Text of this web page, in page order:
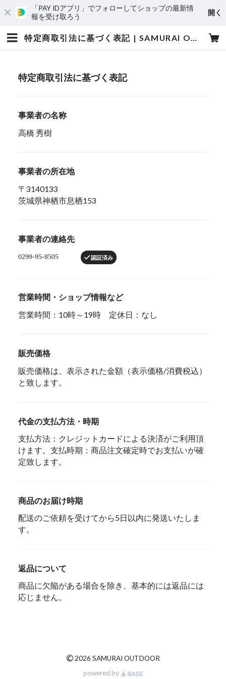
「PAY IDアプリ」でフォローしてショップの最新情
報を受け取ろう
開く
特定商取引法に基づく表記 | SAMURAI OUTDOOR
特定商取引法に基づく表記
事業者の名称
高橋 秀樹
事業者の所在地
〒3140133
茨城県神栖市息栖153
事業者の連絡先
認証済み
営業時間・ショップ情報など
営業時間：10時～19時 定休日：なし
販売価格
販売価格は、表示された金額（表示価格/消費税込）
と致します。
代金の支払方法・時期
支払方法：クレジットカードによる決済がご利用頂
けます。支払時期：商品注文確定時でお支払いが確
定致します。
商品のお届け時期
配送のご依頼を受けてから5日以内に発送いたしま
す。
返品について
商品に欠陥がある場合を除き、基本的には返品には
応じません。
©2026 SAMURAI OUTDOOR
powered by